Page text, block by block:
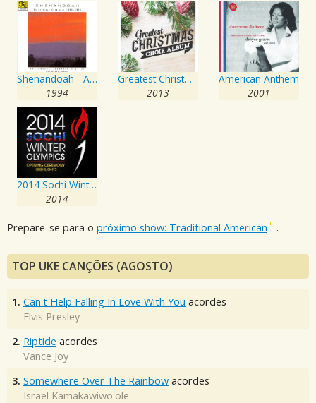
Shenandoah - An American Chorister, 1890-1990
1994
Greatest Christmas Choir Album
2013
American Anthem
2001
2014 Sochi Winter Olympics Opening Ceremony Highlights
2014
Prepare-se para o próximo show: Traditional American .
TOP UKE CANÇÕES (AGOSTO)
1. Can't Help Falling In Love With You acordes
Elvis Presley
2. Riptide acordes
Vance Joy
3. Somewhere Over The Rainbow acordes
Israel Kamakawiwo'ole